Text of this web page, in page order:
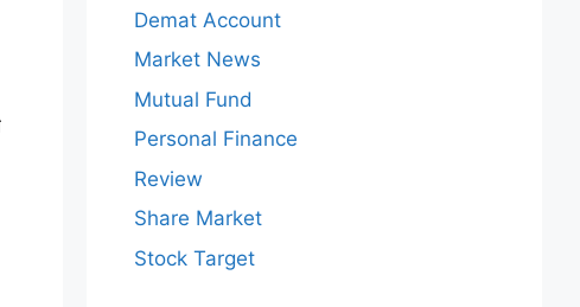
Demat Account
Market News
Mutual Fund
Personal Finance
Review
Share Market
Stock Target